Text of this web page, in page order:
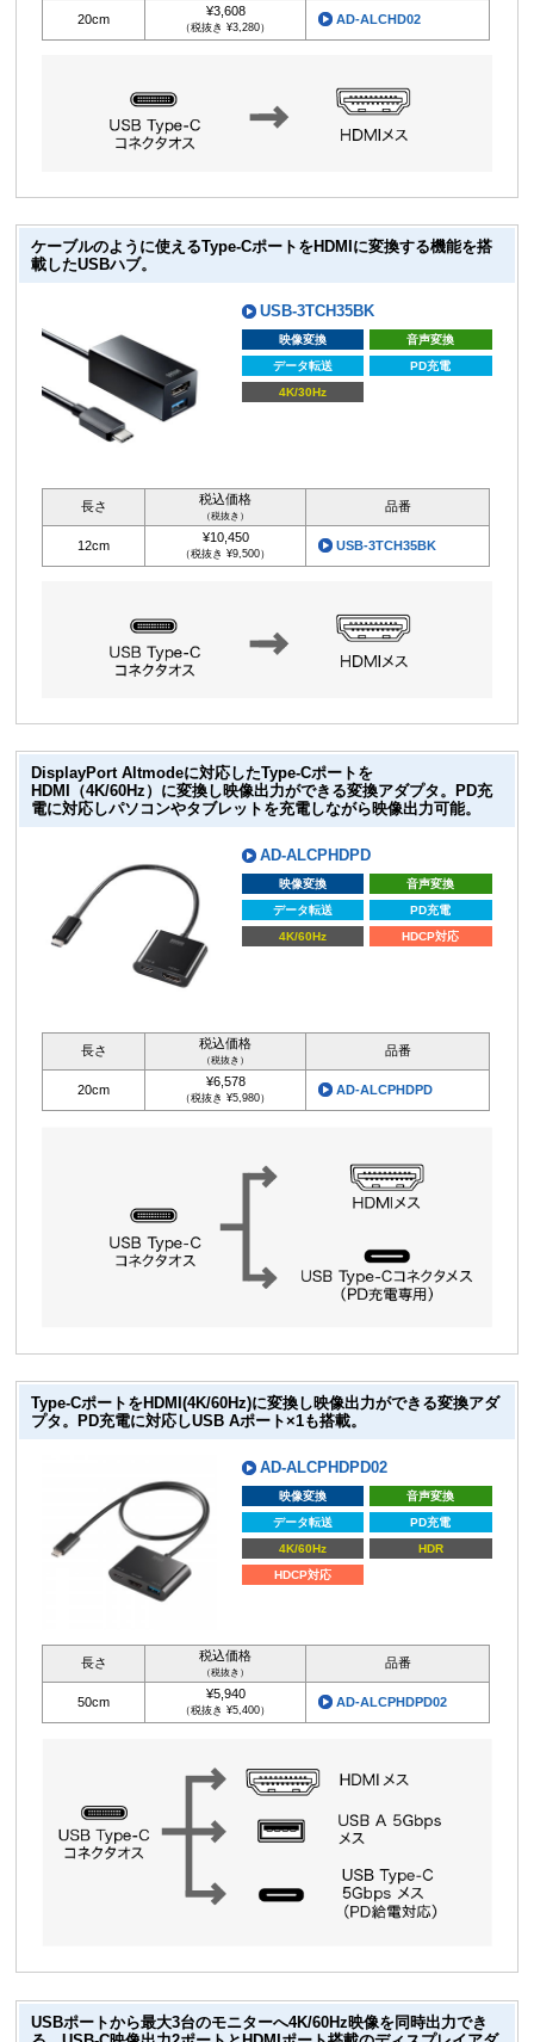
20cm
¥3,608
（税抜き ¥3,280）
AD-ALCHD02
ケーブルのように使えるType-CポートをHDMIに変換する機能を搭
載したUSBハブ。
USB-3TCH35BK
映像変換
音声変換
データ転送
PD充電
4K/30Hz
長さ 税込価格
（税抜き）
品番
12cm
¥10,450
（税抜き ¥9,500）
USB-3TCH35BK
DisplayPort Altmodeに対応したType-Cポートを
HDMI（4K/60Hz）に変換し映像出力ができる変換アダプタ。PD充
電に対応しパソコンやタブレットを充電しながら映像出力可能。
AD-ALCPHDPD
映像変換
音声変換
データ転送
PD充電
4K/60Hz
HDCP対応
長さ 税込価格
（税抜き）
品番
20cm
¥6,578
（税抜き ¥5,980）
AD-ALCPHDPD
Type-CポートをHDMI(4K/60Hz)に変換し映像出力ができる変換アダ
プタ。PD充電に対応しUSB Aポート×1も搭載。
AD-ALCPHDPD02
映像変換
音声変換
データ転送
PD充電
4K/60Hz
HDR
HDCP対応
長さ 税込価格
（税抜き）
品番
50cm
¥5,940
（税抜き ¥5,400）
AD-ALCPHDPD02
USBポートから最大3台のモニターへ4K/60Hz映像を同時出力でき